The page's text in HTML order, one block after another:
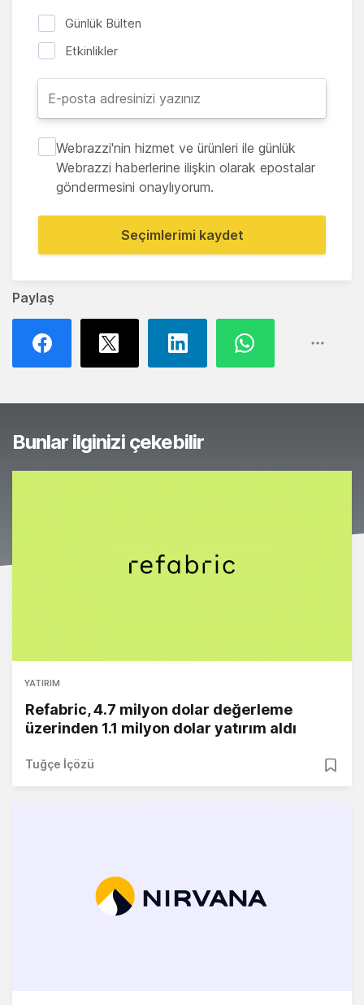
Paylaş
Günlük Bülten
Etkinlikler
Webrazzi'nin hizmet ve ürünleri ile günlük
Webrazzi haberlerine ilişkin olarak epostalar
göndermesini onaylıyorum.
Seçimlerimi kaydet
Bunlar ilginizi çekebilir
YATIRIM
Refabric, 4.7 milyon dolar değerleme
üzerinden 1.1 milyon dolar yatırım aldı
Tuğçe İçözü